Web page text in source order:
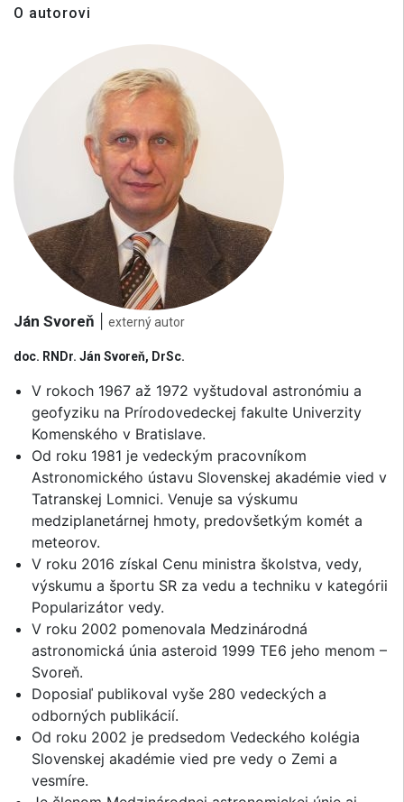
O autorovi
Ján Svoreň externý autor
doc. RNDr. Ján Svoreň, DrSc.
V rokoch 1967 až 1972 vyštudoval astronómiu a
geofyziku na Prírodovedeckej fakulte Univerzity
Komenského v Bratislave.
Od roku 1981 je vedeckým pracovníkom
Astronomického ústavu Slovenskej akadémie vied v
Tatranskej Lomnici. Venuje sa výskumu
medziplanetárnej hmoty, predovšetkým komét a
meteorov.
V roku 2016 získal Cenu ministra školstva, vedy,
výskumu a športu SR za vedu a techniku v kategórii
Popularizátor vedy.
V roku 2002 pomenovala Medzinárodná
astronomická únia asteroid 1999 TE6 jeho menom –
Svoreň.
Doposiaľ publikoval vyše 280 vedeckých a
odborných publikácií.
Od roku 2002 je predsedom Vedeckého kolégia
Slovenskej akadémie vied pre vedy o Zemi a
vesmíre.